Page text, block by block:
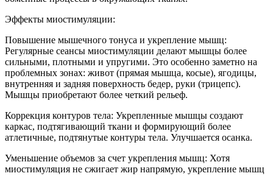
Эффекты миостимуляции:
Повышение мышечного тонуса и укрепление мышц:
Регулярные сеансы миостимуляции делают мышцы более
сильными, плотными и упругими. Это особенно заметно на
проблемных зонах: живот (прямая мышца, косые), ягодицы,
внутренняя и задняя поверхность бедер, руки (трицепс).
Мышцы приобретают более четкий рельеф.
Коррекция контуров тела: Укрепленные мышцы создают
каркас, подтягивающий ткани и формирующий более
атлетичные, подтянутые контуры тела. Улучшается осанка.
Уменьшение объемов за счет укрепления мышц: Хотя
миостимуляция не сжигает жир напрямую, укрепление мышц